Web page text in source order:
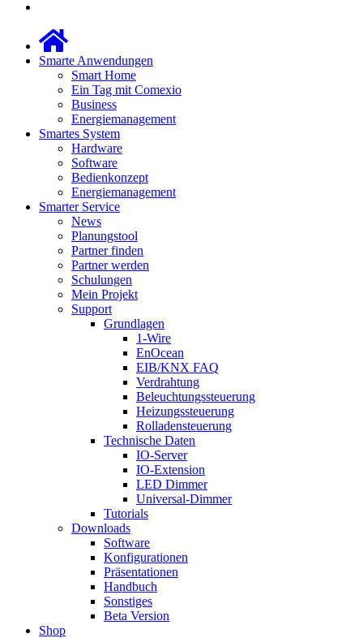
Smarte Anwendungen
Smart Home
Ein Tag mit Comexio
Business
Energiemanagement
Smartes System
Hardware
Software
Bedienkonzept
Energiemanagement
Smarter Service
News
Planungstool
Partner finden
Partner werden
Schulungen
Mein Projekt
Support
Grundlagen
1-Wire
EnOcean
EIB/KNX FAQ
Verdrahtung
Beleuchtungssteuerung
Heizungssteuerung
Rolladensteuerung
Technische Daten
IO-Server
IO-Extension
LED Dimmer
Universal-Dimmer
Tutorials
Downloads
Software
Konfigurationen
Präsentationen
Handbuch
Sonstiges
Beta Version
Shop